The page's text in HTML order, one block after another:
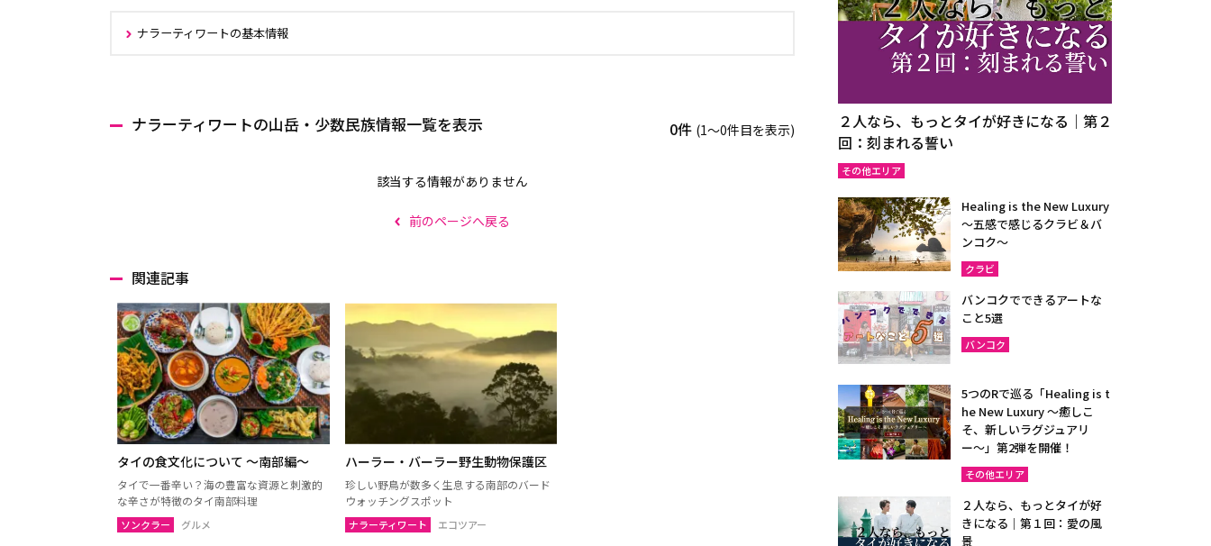
ナラーティワートの基本情報
ナラーティワートの山岳・少数民族情報一覧を表示 0件 (1〜0件目を表示)
該当する情報がありません
前のページへ戻る
関連記事
タイの食文化について 〜南部編〜
タイで一番辛い？海の豊富な資源と刺激的
な辛さが特徴のタイ南部料理
ソンクラー グルメ
ハーラー・バーラー野生動物保護区
珍しい野鳥が数多く生息する南部のバード
ウォッチングスポット
ナラーティワート エコツアー
２人なら、もっとタイが好きになる｜第２
回：刻まれる誓い
その他エリア
Healing is the New Luxury
～五感で感じるクラビ＆バ
ンコク～
クラビ
バンコクでできるアートな
こと5選
バンコク
5つのRで巡る「Healing is t
he New Luxury ～癒しこ
そ、新しいラグジュアリ
ー〜」第2弾を開催！
その他エリア
２人なら、もっとタイが好
きになる｜第１回：愛の風
景